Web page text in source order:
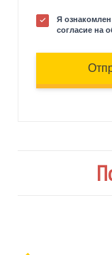
Я ознакомлен
согласие на